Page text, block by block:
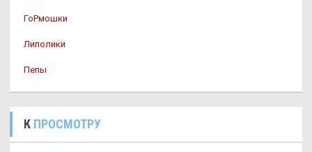
ГоРмошки
Липолики
Пепы
К ПРОСМОТРУ